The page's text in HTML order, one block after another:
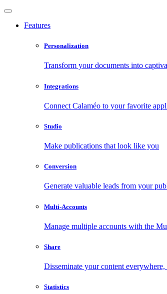
Features
Personalization
Transform your documents into
Integrations
Connect Calaméo to your favorite
Studio
Make publications that look like you
Conversion
Generate valuable leads from your
Multi-Accounts
Manage multiple accounts with the
Share
Disseminate your content
Statistics